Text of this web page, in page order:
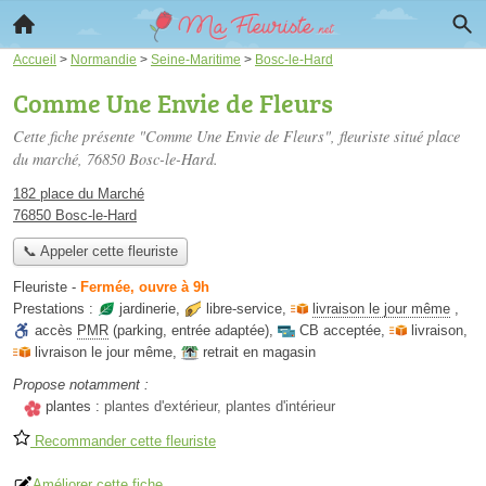
Accueil > Normandie > Seine-Maritime > Bosc-le-Hard
Comme Une Envie de Fleurs
Cette fiche présente "Comme Une Envie de Fleurs", fleuriste situé place
du marché, 76850 Bosc-le-Hard.
182 place du Marché
76850 Bosc-le-Hard
📞 Appeler cette fleuriste
Fleuriste - Fermée, ouvre à 9h
Prestations :
jardinerie, libre-service, livraison le jour même ,
accès PMR (parking, entrée adaptée), CB acceptée, livraison,
livraison le jour même,
retrait en magasin
Propose notamment :
plantes : plantes d'extérieur, plantes d'intérieur
Recommander cette fleuriste